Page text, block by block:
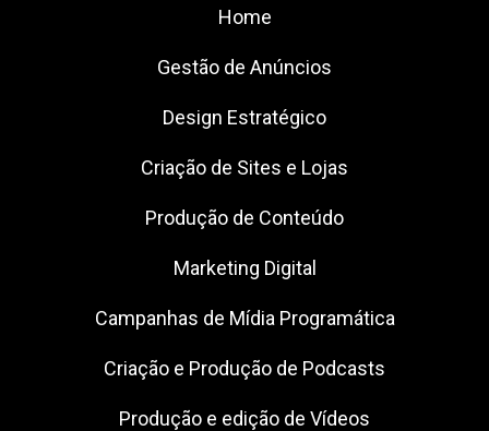
Home
Gestão de Anúncios
Design Estratégico
Criação de Sites e Lojas
Produção de Conteúdo
Marketing Digital
Campanhas de Mídia Programática
Criação e Produção de Podcasts
Produção e edição de Vídeos